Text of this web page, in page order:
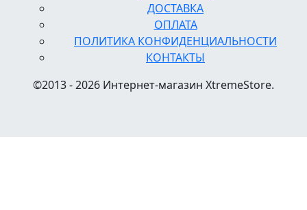
ДОСТАВКА
ОПЛАТА
ПОЛИТИКА КОНФИДЕНЦИАЛЬНОСТИ
КОНТАКТЫ
©2013 - 2026 Интернет-магазин XtremeStore.